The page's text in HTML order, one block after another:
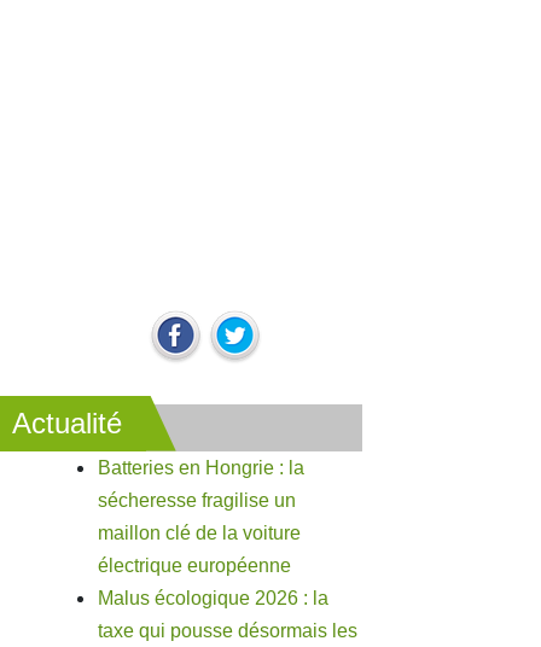
Actualité
Batteries en Hongrie : la
sécheresse fragilise un
maillon clé de la voiture
électrique européenne
Malus écologique 2026 : la
taxe qui pousse désormais les